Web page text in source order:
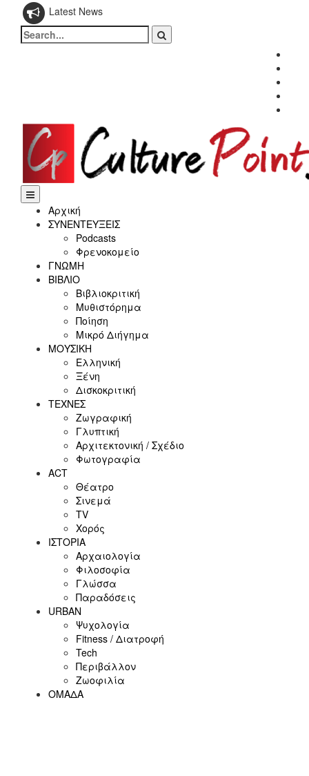
Latest News
Search
for:
Αρχική
ΣΥΝΕΝΤΕΥΞΕΙΣ
Podcasts
Φρενοκομείο
ΓΝΩΜΗ
ΒΙΒΛΙΟ
Βιβλιοκριτική
Μυθιστόρημα
Ποίηση
Μικρό Διήγημα
ΜΟΥΣΙΚΗ
Ελληνική
Ξένη
Δισκοκριτική
ΤΕΧΝΕΣ
Ζωγραφική
Γλυπτική
Αρχιτεκτονική / Σχέδιο
Φωτογραφία
ACT
Θέατρο
Σινεμά
ΤV
Χορός
ΙΣΤΟΡΙΑ
Αρχαιολογία
Φιλοσοφία
Γλώσσα
Παραδόσεις
URBAN
Ψυχολογία
Fitness / Διατροφή
Tech
Περιβάλλον
Ζωοφιλία
ΟΜΑΔΑ